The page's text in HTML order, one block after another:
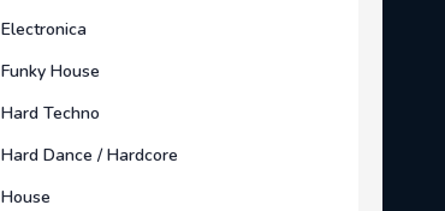
Electronica
Funky House
Hard Techno
Hard Dance / Hardcore
House